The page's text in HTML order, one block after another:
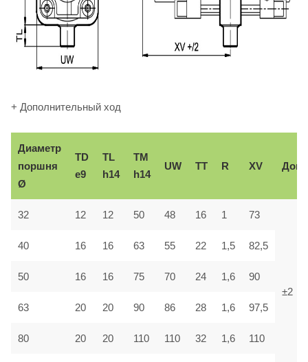
+ Дополнительный ход
Диаметр
поршня
Ø
TD
e9
TL
h14
TM
h14
UW TT R XV Доп.
32 12 12 50 48 16 1 73
±2
40 16 16 63 55 22 1,5 82,5
50 16 16 75 70 24 1,6 90
63 20 20 90 86 28 1,6 97,5
80 20 20 110 110 32 1,6 110